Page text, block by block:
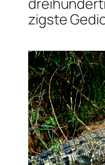
zigste